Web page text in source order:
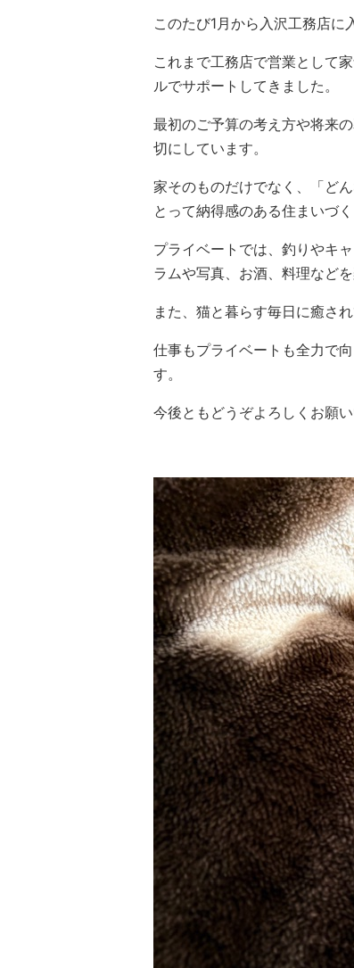
このたび1月から入沢工務店に
これまで工務店で営業として
ルでサポートしてきました。
最初のご予算の考え方や将来
切にしています。
家そのものだけでなく、「ど
とって納得感のある住まいづ
プライベートでは、釣りやキ
ラムや写真、お酒、料理など
また、猫と暮らす毎日に癒さ
仕事もプライベートも全力で
す。
今後ともどうぞよろしくお願い